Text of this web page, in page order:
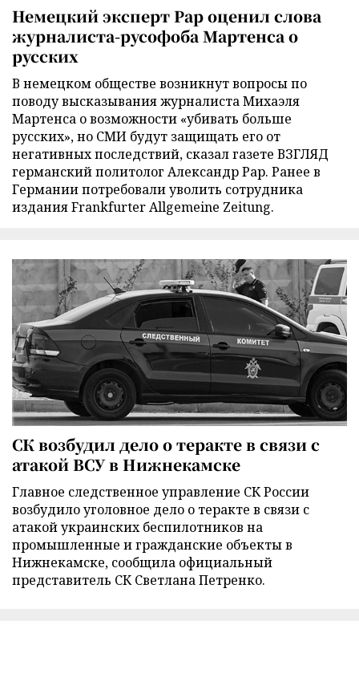
Немецкий эксперт Рар оценил слова
журналиста-русофоба Мартенса о
русских
В немецком обществе возникнут вопросы по
поводу высказывания журналиста Михаэля
Мартенса о возможности «убивать больше
русских», но СМИ будут защищать его от
негативных последствий, сказал газете ВЗГЛЯД
германский политолог Александр Рар. Ранее в
Германии потребовали уволить сотрудника
издания Frankfurter Allgemeine Zeitung.
СК возбудил дело о теракте в связи с
атакой ВСУ в Нижнекамске
Главное следственное управление СК России
возбудило уголовное дело о теракте в связи с
атакой украинских беспилотников на
промышленные и гражданские объекты в
Нижнекамске, сообщила официальный
представитель СК Светлана Петренко.